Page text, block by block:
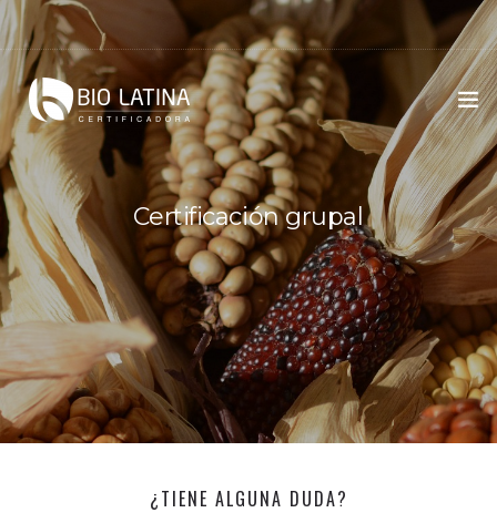
OPERADORES
DOCUMENTOS
NOVEDADES
CERTIFICACIÓN GRUPAL
CONTACTO
Certificación grupal
¿TIENE ALGUNA DUDA?